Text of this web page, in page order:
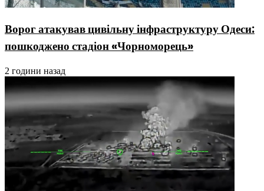
Ворог атакував цивільну інфраструктуру Одеси:
пошкоджено стадіон «Чорноморець»
2 години назад